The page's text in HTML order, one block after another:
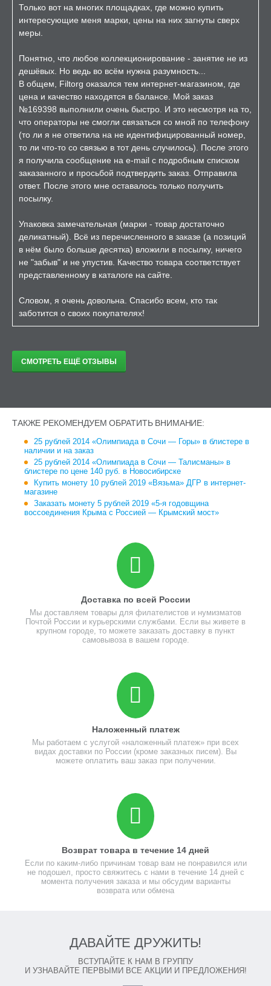
Только вот на многих площадках, где можно купить
интересующие меня марки, цены на них загнуты сверх
меры.
Понятно, что любое коллекционирование - занятие не из
дешёвых. Но ведь во всём нужна разумность...
В общем, Filtorg оказался тем интернет-магазином, где
цена и качество находятся в балансе. Мой заказ
№169398 выполнили очень быстро. И это несмотря на то,
что операторы не смогли связаться со мной по телефону
(то ли я не ответила на не идентифицированный номер,
то ли что-то со связью в тот день случилось). После этого
я получила сообщение на e-mail с подробным списком
заказанного и просьбой подтвердить заказ. Отправила
ответ. После этого мне оставалось только получить
посылку.
Упаковка замечательная (марки - товар достаточно
деликатный). Всё из перечисленного в заказе (а позиций
в нём было больше десятка) вложили в посылку, ничего
не "забыв" и не упустив. Качество товара соответствует
представленному в каталоге на сайте.
Словом, я очень довольна. Спасибо всем, кто так
заботится о своих покупателях!
СМОТРЕТЬ ЕЩЁ ОТЗЫВЫ
ТАКЖЕ РЕКОМЕНДУЕМ ОБРАТИТЬ ВНИМАНИЕ:
25 рублей 2014 «Олимпиада в Сочи — Горы» в блистере в
наличии и на заказ
25 рублей 2014 «Олимпиада в Сочи — Талисманы» в
блистере по цене 140 руб. в Новосибирске
Купить монету 10 рублей 2019 «Вязьма» ДГР в интернет-
магазине
Заказать монету 5 рублей 2019 «5-я годовщина
воссоединения Крыма с Россией — Крымский мост»
Доставка по всей России
Мы доставляем товары для филателистов и нумизматов
Почтой России и курьерскими службами. Если вы живете в
крупном городе, то можете заказать доставку в пункт
самовывоза в вашем городе.
Наложенный платеж
Мы работаем с услугой «наложенный платеж» при всех
видах доставки по России (кроме заказных писем). Вы
можете оплатить ваш заказ при получении.
Возврат товара в течение 14 дней
Если по каким-либо причинам товар вам не понравился или
не подошел, просто свяжитесь с нами в течение 14 дней с
момента получения заказа и мы обсудим варианты
возврата или обмена
ДАВАЙТЕ ДРУЖИТЬ!
ВСТУПАЙТЕ К НАМ В ГРУППУ
И УЗНАВАЙТЕ ПЕРВЫМИ ВСЕ АКЦИИ И ПРЕДЛОЖЕНИЯ!